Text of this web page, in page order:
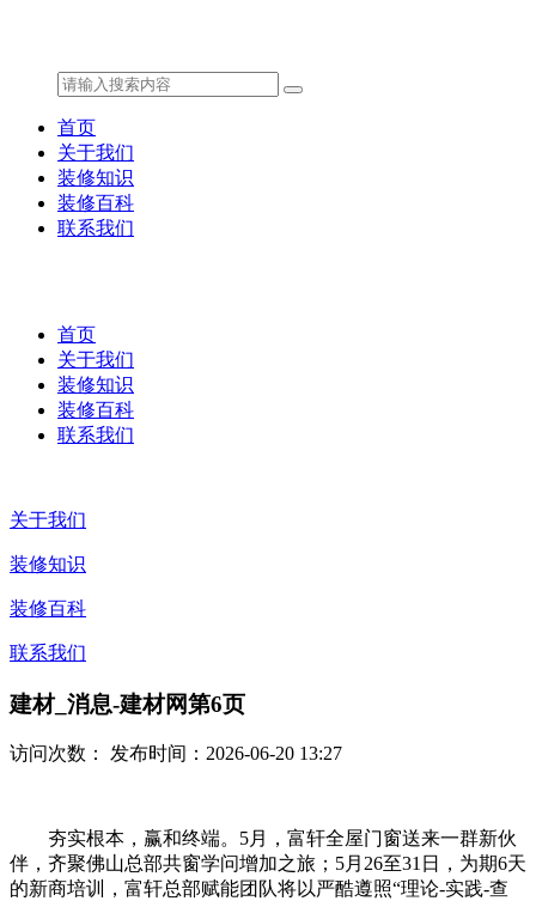
首页
关于我们
装修知识
装修百科
联系我们
首页
关于我们
装修知识
装修百科
联系我们
关于我们
装修知识
装修百科
联系我们
建材_消息-建材网第6页
访问次数： 发布时间：2026-06-20 13:27
夯实根本，赢和终端。5月，富轩全屋门窗送来一群新伙
伴，齐聚佛山总部共窗学问增加之旅；5月26至31日，为期6天
的新商培训，富轩总部赋能团队将以严酷遵照“理论-实践-查